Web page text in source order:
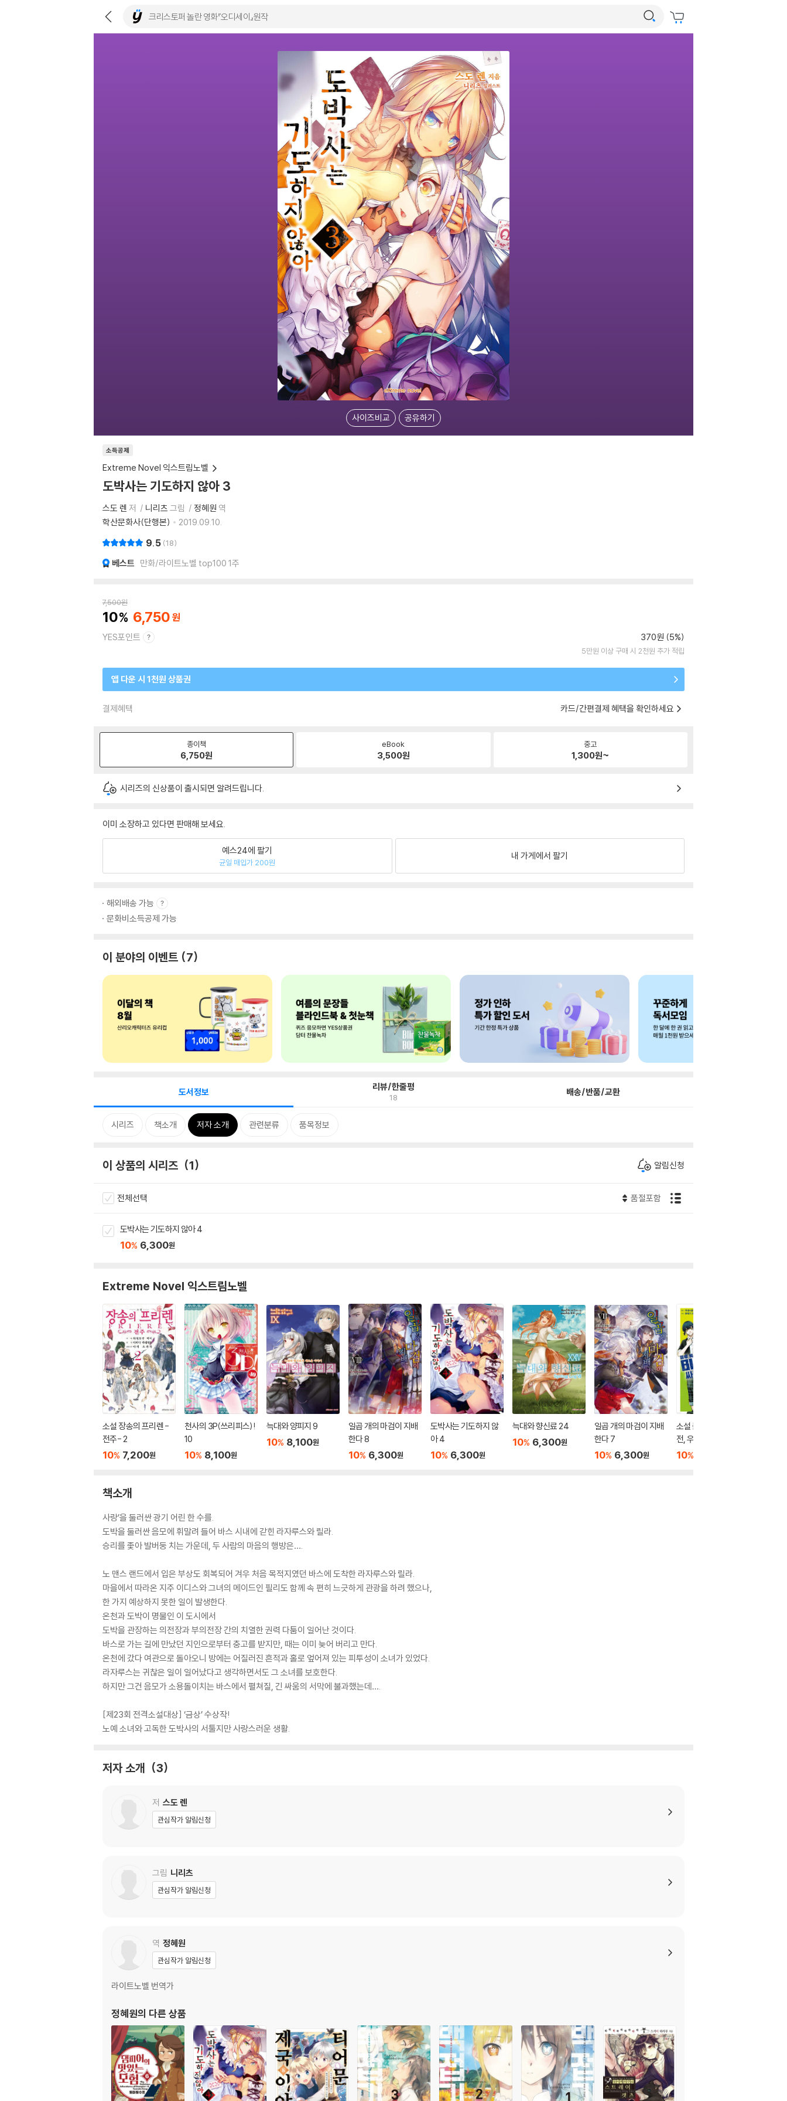
사이즈비교 공유하기
소득공제
Extreme Novel 익스트림노벨
도박사는 기도하지 않아 3
스도 렌 저 니리츠 그림 정혜원 역
학산문화사(단행본)
2019.09.10.
9.5 18
베스트 만화/라이트노벨 top100 1주
7,500원
10 6,750
YES포인트 370원 (5%)
5만원 이상 구매 시 2천원 추가 적립
앱 다운 시 1천원 상품권
결제혜택 카드/간편결제 혜택을 확인하세요
종이책
6,750원
eBook
3,500원
중고
1,300원~
시리즈의 신상품이 출시되면 알려드립니다.
이미 소장하고 있다면 판매해 보세요.
예스24에 팔기
균일 매입가 200원
내 가게에서 팔기
해외배송 가능
문화비소득공제 가능
이 분야의 이벤트 7
도서정보 리뷰/한줄평
18 배송/반품/교환
시리즈 책소개 저자 소개 관련분류 품목정보
이 상품의 시리즈 1 알림신청
전체선택 품절포함
도박사는 기도하지 않아 4
10% 6,300원
Extreme Novel 익스트림노벨
소설 장송의 프리렌 -
전주- 2
10% 7,200원
천사의 3P(쓰리피스)!
10
10% 8,100원
늑대와 양피지 9
10% 8,100원
일곱 개의 마검이 지배
한다 8
10% 6,300원
도박사는 기도하지 않
아 4
10% 6,300원
늑대와 향신료 24
10% 6,300원
일곱 개의 마검이 지배
한다 7
10% 6,300원
소설 블루 록 : 싸우기
전, 우리는
10%
책소개
사랑’을 둘러싼 광기 어린 한 수를.
도박을 둘러싼 음모에 휘말려 들어 바스 시내에 갇힌 라자루스와 릴라.
승리를 좇아 발버둥 치는 가운데, 두 사람의 마음의 행방은….
노 맨스 랜드에서 입은 부상도 회복되어 겨우 처음 목적지였던 바스에 도착한 라자루스와 릴라.
마을에서 따라온 지주 이디스와 그녀의 메이드인 필리도 함께 속 편히 느긋하게 관광을 하려 했으나,
한 가지 예상하지 못한 일이 발생한다.
온천과 도박이 명물인 이 도시에서
도박을 관장하는 의전장과 부의전장 간의 치열한 권력 다툼이 일어난 것이다.
바스로 가는 길에 만났던 지인으로부터 충고를 받지만, 때는 이미 늦어 버리고 만다.
온천에 갔다 여관으로 돌아오니 방에는 어질러진 흔적과 홀로 엎어져 있는 피투성이 소녀가 있었다.
라자루스는 귀찮은 일이 일어났다고 생각하면서도 그 소녀를 보호한다.
하지만 그건 음모가 소용돌이치는 바스에서 펼쳐질, 긴 싸움의 서막에 불과했는데….
[제23회 전격소설대상] ‘금상’ 수상작!
노예 소녀와 고독한 도박사의 서툴지만 사랑스러운 생활.
저자 소개 3
저 스도 렌
관심작가 알림신청
그림 니리츠
관심작가 알림신청
역 정혜원
관심작가 알림신청
라이트노벨 번역가
정혜원의 다른 상품